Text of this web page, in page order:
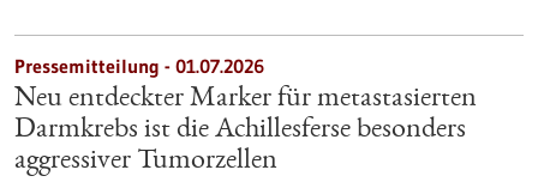
Pressemitteilung - 01.07.2026
Neu entdeckter Marker für metastasierten
Darmkrebs ist die Achillesferse besonders
aggressiver Tumorzellen